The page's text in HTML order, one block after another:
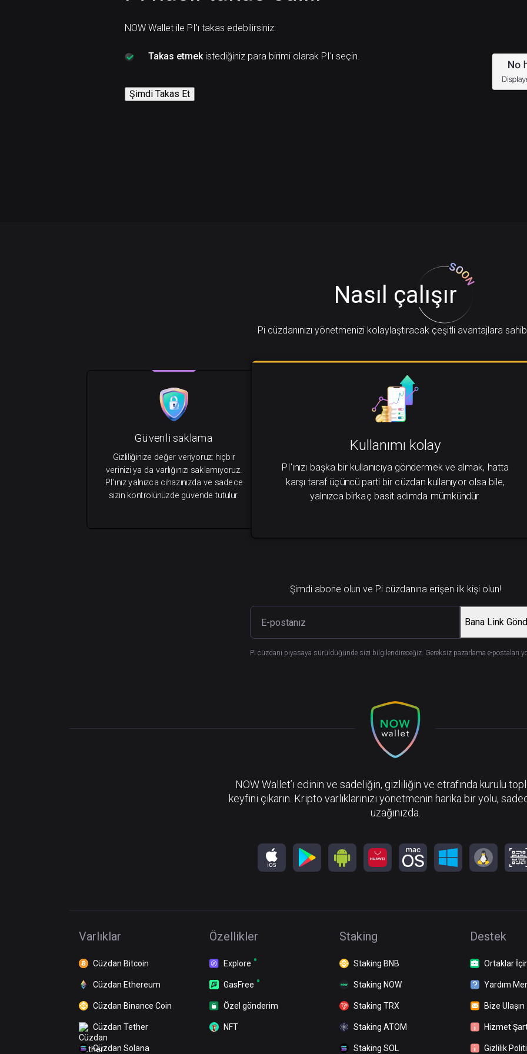
NOW Wallet ile PI'ı takas edebilirsiniz:
Takas etmekistediğiniz para birimi olarak PI'ı seçin.
Şimdi Takas Et
Nasıl çalışır
Pi cüzdanınızı yönetmenizi kolaylaştıracak çeşitli avantajlara
Kullanımı kolay
PI'ınızı başka bir kullanıcıya göndermek ve almak, hatta
karşı taraf üçüncü parti bir cüzdan kullanıyor olsa bile,
yalnızca birkaç basit adımda mümkündür.
Güvenli saklama
Gizliliğinize değer veriyoruz: hiçbir
verinizi ya da varlığınızı saklamıyoruz.
PI'ınız yalnızca cihazınızda ve sadece
sizin kontrolünüzde güvende tutulur.
Şimdi abone olun ve Pi cüzdanına erişen ilk kişi olun!
Bana Link
PI cüzdanı piyasaya sürüldüğünde sizi bilgilendireceğiz. Gereksiz pazarlama e-postaları
NOW Wallet’ı edinin ve sadeliğin, gizliliğin ve etrafında kurulu
keyfini çıkarın. Kripto varlıklarınızı yönetmenin harika bir yolu,
uzağınızda.
Varlıklar
Cüzdan Bitcoin
Cüzdan Ethereum
Cüzdan Binance Coin
Cüzdan Tether
Cüzdan Solana
Özellikler
Explore
GasFree
Özel gönderim
NFT
Staking
Staking BNB
Staking NOW
Staking TRX
Staking ATOM
Staking SOL
Destek
Ortaklar
Yardım
Bize Ulaşın
Hizmet
Gizlilik